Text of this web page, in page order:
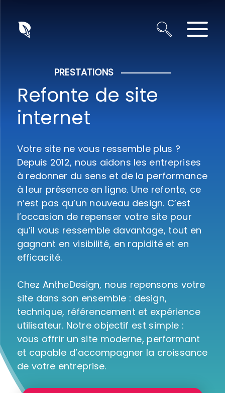
PRESTATIONS
Refonte de site
internet
Votre site ne vous ressemble plus ?
Depuis 2012, nous aidons les entreprises
à redonner du sens et de la performance
à leur présence en ligne. Une refonte, ce
n’est pas qu’un nouveau design. C’est
l’occasion de repenser votre site pour
qu’il vous ressemble davantage, tout en
gagnant en visibilité, en rapidité et en
efficacité.
Chez AntheDesign, nous repensons votre
site dans son ensemble : design,
technique, référencement et expérience
utilisateur. Notre objectif est simple :
vous offrir un site moderne, performant
et capable d’accompagner la croissance
de votre entreprise.